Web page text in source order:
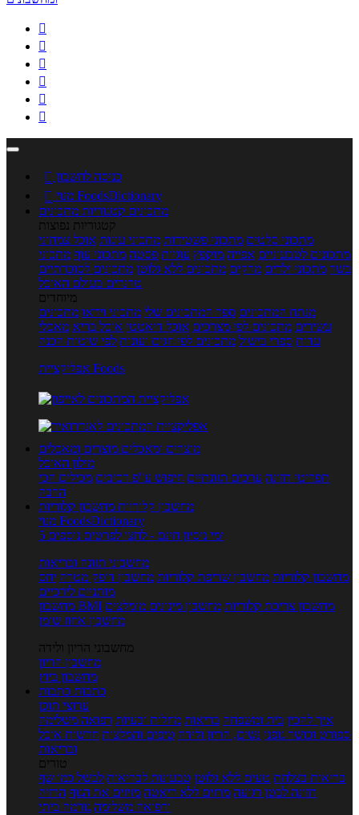






 כניסה לחשבון

מנוי FoodsDictionary
מתכונים קטגוריות מתכונים
קטגוריות נפוצות
מתכוני סלטים מתכוני פשטידות מתכוני עוגות אוכל צמחוני
מתכונים לטבעוניים אפייה מוקפץ עוגיות פסטה מתכוני עוף מתכוני
בשר מתכוני ילדים מרקים מתכונים ללא גלוטן מתכונים לסוכרתיים
טרנדים בעולם האוכל
מיוחדים
מנתח המתכונים ספר המתכונים שלי מתכוני וידאו מתכונים
עשירים מתכונים לפי מצרכים אוכל דיאטטי אוכל בריא מאכלי
עדות ספרי בישול מתכונים לפי חגים ועונות לפי שיטות הכנה
אפליקציית Foods
מוצרים ומאכלים מוצרים ומאכלים
מילון האוכל
תפריטי תזונה ערכים תזונתיים חיפוש ע"פ רכיבים מכילים הכי
הרבה
מחשבון קלוריות מחשבון קלוריות
מנוי FoodsDictionary
5 ימי ניסיון חינם - לחצו לפרטים נוספים
מחשבוני תזונה ובריאות
מחשבון קלוריות מחשבון שריפת קלוריות מחשבון דופק מטרה יחס
מותניים לירכיים
מחשבון BMI
מחשבון צריכת קלוריות מחשבון מינונים מומלצים
מחשבון אחוז שומן
מחשבוני הריון ולידה
מחשבון הריון
מחשבון ביוץ
כתבות כתבות
ערוצי תוכן
איך להכין בית ומשפחה בריאות מחלות ובעיות רפואה משלימה
ספורט וכושר גופני נשים, הריון ולידה טיפים והמלצות חדשות אוכל
ובריאות
טורים
בריאות בצלחת טעים ללא גלוטן טבעונות לבריאות לבשל כמו שף
תזונה לבטן רגועה מרזים ללא דיאטה מזיזים את הגוף הרזיה
ורפואה משלימה גורמה ביתי